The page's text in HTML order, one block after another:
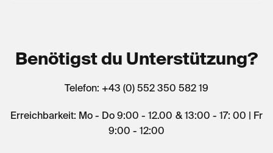
Benötigst du Unterstützung?
Telefon: +43 (0) 552 350 582 19
Erreichbarkeit: Mo - Do 9:00 - 12.00 & 13:00 - 17: 00 | Fr
9:00 - 12:00